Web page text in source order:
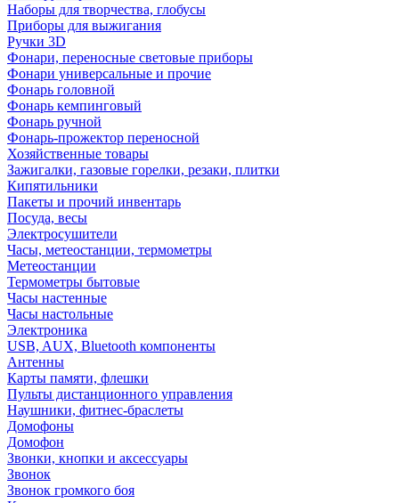
Наборы для творчества, глобусы
Приборы для выжигания
Ручки 3D
Фонари, переносные световые приборы
Фонари универсальные и прочие
Фонарь головной
Фонарь кемпинговый
Фонарь ручной
Фонарь-прожектор переносной
Хозяйственные товары
Зажигалки, газовые горелки, резаки, плитки
Кипятильники
Пакеты и прочий инвентарь
Посуда, весы
Электросушители
Часы, метеостанции, термометры
Метеостанции
Термометры бытовые
Часы настенные
Часы настольные
Электроника
USB, AUX, Bluetooth компоненты
Антенны
Карты памяти, флешки
Пульты дистанционного управления
Наушники, фитнес-браслеты
Домофоны
Домофон
Звонки, кнопки и аксессуары
Звонок
Звонок громкого боя